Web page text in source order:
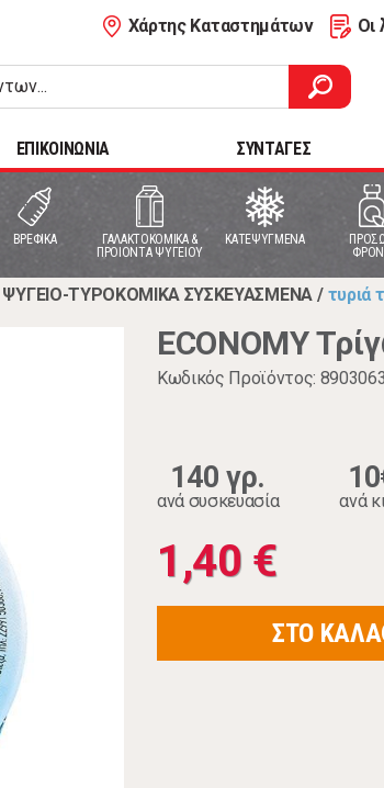
Χάρτης Καταστημάτων Οι
ΕΠΙΚΟΙΝΩΝΙΑ ΣΥΝΤΑΓΕΣ
ΒΡΕΦΙΚΑ
ΓΑΛΑΚΤΟΚΟΜΙΚΑ &
ΠΡΟΙΟΝΤΑ ΨΥΓΕΙΟΥ
ΚΑΤΕΨΥΓΜΕΝΑ
ΨΥΓΕΙΟ-ΤΥΡΟΚΟΜΙΚΑ ΣΥΣΚΕΥΑΣΜΕΝΑ / τυριά
ECONOMY
Κωδικός Προϊόντος:
140 γρ.
ανά συσκευασία ανά
1,40 €
ΣΤΟ